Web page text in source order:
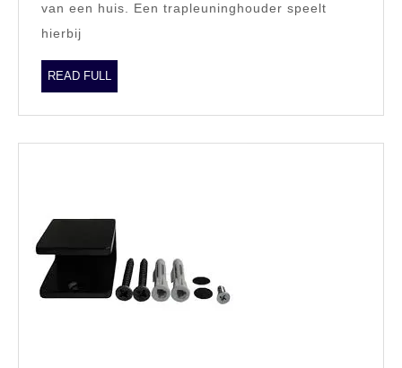
gecombineerd
van een huis. Een trapleuninghouder speelt
hierbij
READ FULL
FULL